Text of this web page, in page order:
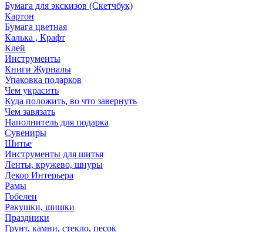
Бумага для экскизов (Скетчбук)
Картон
Бумага цветная
Калька , Крафт
Клей
Инструменты
Книги Журналы
Упаковка подарков
Чем украсить
Куда положить, во что завернуть
Чем завязать
Наполнитель для подарка
Сувениры
Шитье
Инструменты для шитья
Ленты, кружево, шнуры
Декор Интерьера
Рамы
Гобелен
Ракушки, шишки
Праздники
Грунт, камни, стекло, песок